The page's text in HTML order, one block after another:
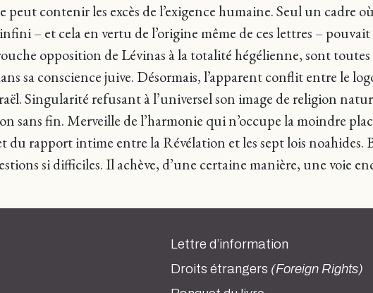
peut contenir les excès de l’exigence humaine. Seul un cadre
– et cela en vertu de l’origine même de ces lettres –
opposition de Lévinas à la totalité hégélienne, sont
sa conscience juive. Désormais, l’apparent conflit entre le
Singularité refusant à l’universel son image de religion
sans fin. Merveille de l’harmonie qui n’occupe la moindre
du rapport intime entre la Révélation et les sept lois
si difficiles. Il achève, d’une certaine manière, une voie
Lettre d’information
Droits étrangers (Foreign Rights)